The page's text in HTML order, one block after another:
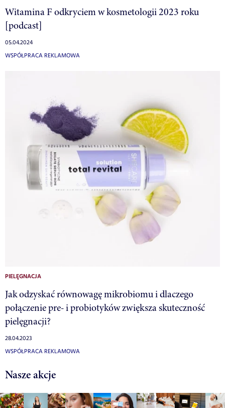
Witamina F odkryciem w kosmetologii 2023 roku
[podcast]
05.04.2024
WSPÓŁPRACA REKLAMOWA
PIELĘGNACJA
Jak odzyskać równowagę mikrobiomu i dlaczego
połączenie pre- i probiotyków zwiększa skuteczność
pielęgnacji?
28.04.2023
WSPÓŁPRACA REKLAMOWA
Nasze akcje